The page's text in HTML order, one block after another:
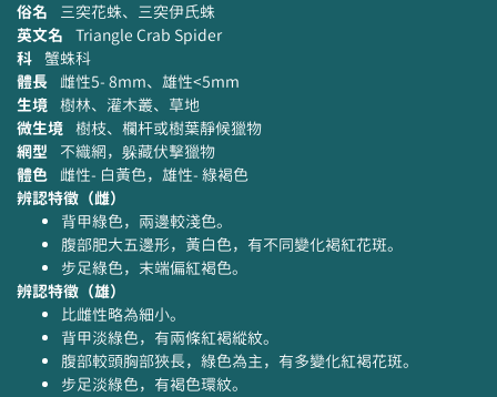
俗名
三突花蛛、三突伊氏蛛
英文名
Triangle Crab Spider
科 蟹蛛科
體長 雌性5- 8mm、雄性<5mm
生境 樹林、灌木叢、草地
微生境 樹枝、欄杆或樹葉靜候獵物
網型
不織網，躲藏伏擊獵物
體色 雌性- 白黃色，雄性- 綠褐色
辨認特徵（雌）
背甲綠色，兩邊較淺色。
腹部肥大五邊形，黃白色，有不同變化褐紅花斑。
步足綠色，末端偏紅褐色。
辨認特徵（雄）
比雌性略為細小。
背甲淡綠色，有兩條紅褐縱紋。
腹部較頭胸部狹長，綠色為主，有多變化紅褐花斑。
步足淡綠色，有褐色環紋。